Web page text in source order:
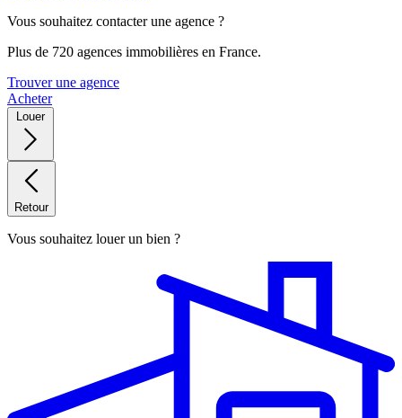
Vous souhaitez contacter une agence ?
Plus de 720 agences immobilières en France.
Trouver une agence
Acheter
Louer
Retour
Vous souhaitez louer un bien ?